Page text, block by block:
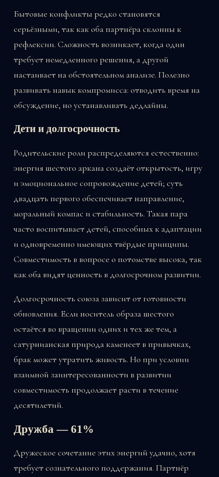
Бытовые конфликты редко становятся
серьёзными, так как оба партнёра склонны к
рефлексии. Сложность возникает, когда один
требует немедленного решения, а другой
настаивает на обстоятельном анализе. Полезно
развивать навык компромисса: отводить время на
обсуждение, но устанавливать дедлайны.
Дети и долгосрочность
Родительские роли распределяются естественно:
энергия шестого аркана создаёт открытость, игру
и эмоциональное сопровождение детей; суть
двадцать первого обеспечивает направление,
моральный компас и стабильность. Такая пара
часто воспитывает детей, способных к адаптации
и одновременно имеющих твёрдые принципы.
Совместимость в вопросе о потомстве высока, так
как оба видят ценность в долгосрочном развитии.
Долгосрочность союза зависит от готовности
обновления. Если носитель образа шестого
остаётся во вращении одних и тех же тем, а
сатурнианская природа каменеет в привычках,
брак может утратить живость. Но при условии
взаимной заинтересованности в развитии
совместимость продолжает расти в течение
десятилетий.
Дружба — 61%
Дружеское сочетание этих энергий удачно, хотя
требует сознательного поддержания. Партнёр